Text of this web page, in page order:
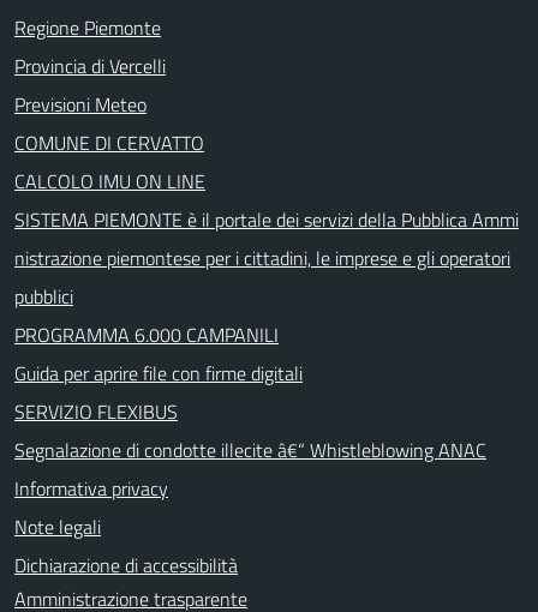
Regione Piemonte
Provincia di Vercelli
Previsioni Meteo
COMUNE DI CERVATTO
CALCOLO IMU ON LINE
SISTEMA PIEMONTE è il portale dei servizi della Pubblica Ammi
nistrazione piemontese per i cittadini, le imprese e gli operatori
pubblici
PROGRAMMA 6.000 CAMPANILI
Guida per aprire file con firme digitali
SERVIZIO FLEXIBUS
Segnalazione di condotte illecite â€“ Whistleblowing ANAC
Informativa privacy
Note legali
Dichiarazione di accessibilità
Amministrazione trasparente